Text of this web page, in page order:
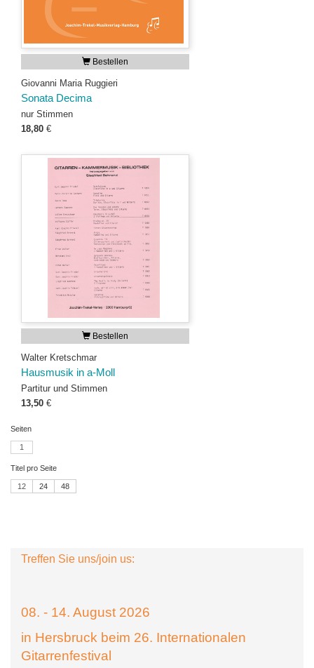
Bestellen
Giovanni Maria Ruggieri
Sonata Decima
nur Stimmen
18,80 €
Bestellen
Walter Kretschmar
Hausmusik in a-Moll
Partitur und Stimmen
13,50 €
Seiten
1
Titel pro Seite
12 24 48
Treffen Sie uns/join us:
08. - 14. August 2026
in Hersbruck beim 26. Internationalen
Gitarrenfestival